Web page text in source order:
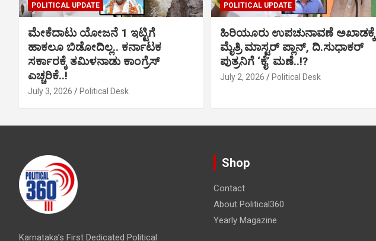
POLITICAL UPDATE
ಮೇಕೆದಾಟು ಯೋಜನೆ 1 ಇಟ್ಟಿಗೆ
ಹಾಕಲೂ ಬಿಡೋದಿಲ್ಲ.. ಕರ್ನಾಟಕ
ಸರ್ಕಾರಕ್ಕೆ ತಮಿಳನಾಡು ಕಾಂಗ್ರೆಸ್
ಎಚ್ಚರಿಕೆ..!
July 3, 2026 Political Desk
POLITICAL UPDATE
ಹಿರಿಯೂರು ಉಪಚುನಾವಣೆ ಅಖಾಡಕ್ಕೆ
ಮೈತ್ರಿ ಮಾಸ್ಟರ್ ಪ್ಲಾನ್, ದಿ.ಸುಧಾಕರ್
ಪುತ್ರನಿಗೆ ‘ಕೈ’ ಮಣೆ..!?
July 2, 2026 Political Desk
Karnataka’s First Dedicated Political
Shop
Contact
About Political360
Yearly Magazine